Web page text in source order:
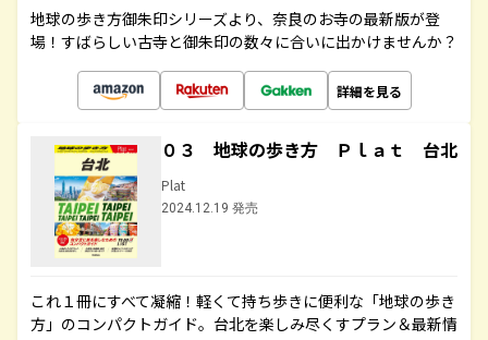
地球の歩き方御朱印シリーズより、奈良のお寺の最新版が登
場！すばらしい古寺と御朱印の数々に合いに出かけませんか？
詳細を見る
０３ 地球の歩き方 Ｐｌａｔ 台北
Plat
2024.12.19 発売
これ１冊にすべて凝縮！軽くて持ち歩きに便利な「地球の歩き
方」のコンパクトガイド。台北を楽しみ尽くすプラン＆最新情